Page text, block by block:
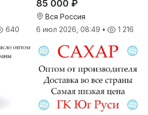
640
85 000 ₽
Вся Россия
6 июл 2026, 08:49 • 1 216